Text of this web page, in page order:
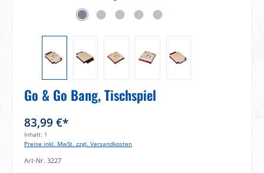
Go & Go Bang, Tischspiel
83,99 €*
Inhalt: 1
Preise inkl. MwSt. zzgl. Versandkosten
Art-Nr. 3227